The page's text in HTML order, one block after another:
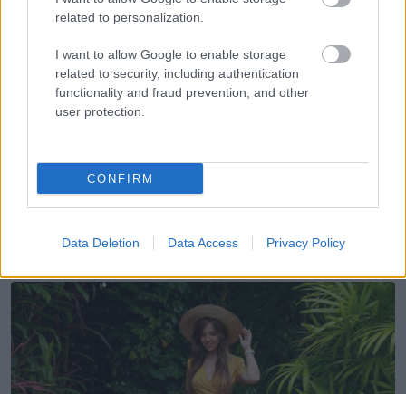
related to personalization.
I want to allow Google to enable storage
related to security, including authentication
functionality and fraud prevention, and other
user protection.
CONFIRM
Data Deletion Data Access Privacy Policy
KÖVETKEZŐ POSZT
A 9 éves kislányt nem hívják meg az
osztálytársai: „túl kövér, csúnya és